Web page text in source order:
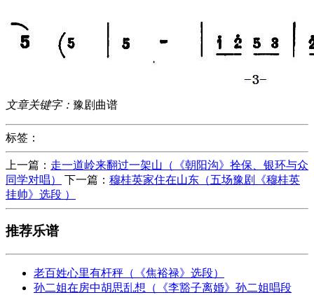
文章关键字： 豫剧曲谱
标签：
上一篇： 走一道岭来翻过一架山（《朝阳沟》拴保、银环与众
同学对唱）
下一篇： 穆桂英家住在山东（五场豫剧《穆桂英
挂帅》选段 ）
推荐乐谱
老百姓心里有杆秤（《焦裕禄》选段）
孙二姐在房中胡思乱想（《李豁子离婚》孙二姐唱段